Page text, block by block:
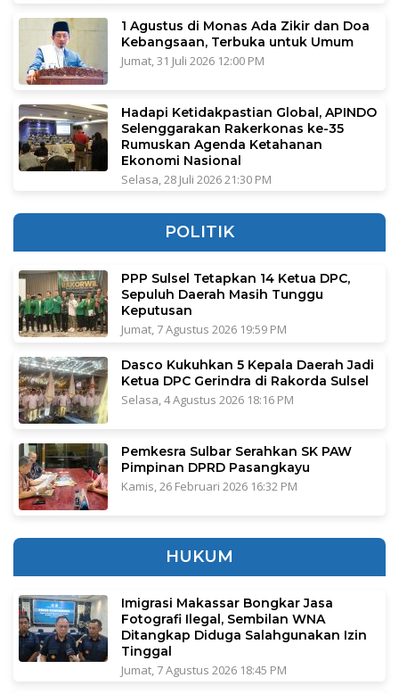
1 Agustus di Monas Ada Zikir dan Doa
Kebangsaan, Terbuka untuk Umum
Jumat, 31 Juli 2026 12:00 PM
Hadapi Ketidakpastian Global, APINDO
Selenggarakan Rakerkonas ke-35
Rumuskan Agenda Ketahanan
Ekonomi Nasional
Selasa, 28 Juli 2026 21:30 PM
POLITIK
PPP Sulsel Tetapkan 14 Ketua DPC,
Sepuluh Daerah Masih Tunggu
Keputusan
Jumat, 7 Agustus 2026 19:59 PM
Dasco Kukuhkan 5 Kepala Daerah Jadi
Ketua DPC Gerindra di Rakorda Sulsel
Selasa, 4 Agustus 2026 18:16 PM
Pemkesra Sulbar Serahkan SK PAW
Pimpinan DPRD Pasangkayu
Kamis, 26 Februari 2026 16:32 PM
HUKUM
Imigrasi Makassar Bongkar Jasa
Fotografi Ilegal, Sembilan WNA
Ditangkap Diduga Salahgunakan Izin
Tinggal
Jumat, 7 Agustus 2026 18:45 PM